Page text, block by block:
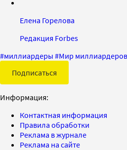
Елена Горелова
Редакция Forbes
#миллиардеры #Мир миллиардеров
Подписаться
Информация:
Контактная информация
Правила обработки
Реклама в журнале
Реклама на сайте